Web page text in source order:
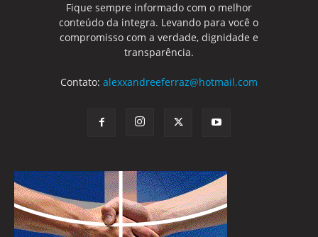
Fique sempre informado com o melhor
conteúdo da integra. Levando para você o
compromisso com a verdade, dignidade e
transparência.
Contato: alexxandreeferraz@hotmail.com